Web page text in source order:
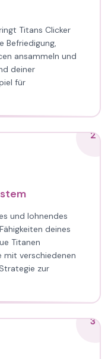
Titans Clicker
Befriedigung,
ansammeln und
deiner
für
2
und lohnendes
deines
Titanen
mit verschiedenen
zur
3